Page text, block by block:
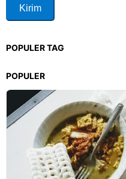
POPULER TAG
POPULER